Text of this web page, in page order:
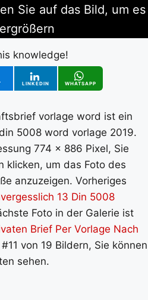
Sie auf das Bild, um es
knowledge!
LINKEDIN WHATSAPP
vorlage word ist ein
5008 word vorlage 2019.
774 x 886 Pixel, Sie
klicken, um das Foto des
anzuzeigen. Vorheriges
13 Din 5008
Foto in der Galerie ist
Brief Per Vorlage Nach
von 19 Bildern, Sie können
sehen.